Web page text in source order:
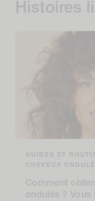
Histoires
GUIDES ET
CHEVEUX
Comment
ondulés ? Vous